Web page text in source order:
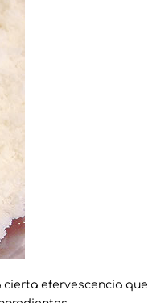
cierta efervescencia que